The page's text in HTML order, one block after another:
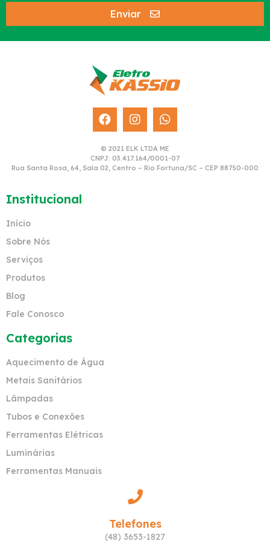
Enviar
© 2021 ELK LTDA ME
CNPJ: 03.417.164/0001-07
Rua Santa Rosa, 64, Sala 02, Centro – Rio Fortuna/SC – CEP 88750-000
Institucional
Início
Sobre Nós
Serviços
Produtos
Blog
Fale Conosco
Categorias
Aquecimento de Água
Metais Sanitários
Lâmpadas
Tubos e Conexões
Ferramentas Elétricas
Luminárias
Ferramentas Manuais
Telefones
(48) 3653-1827